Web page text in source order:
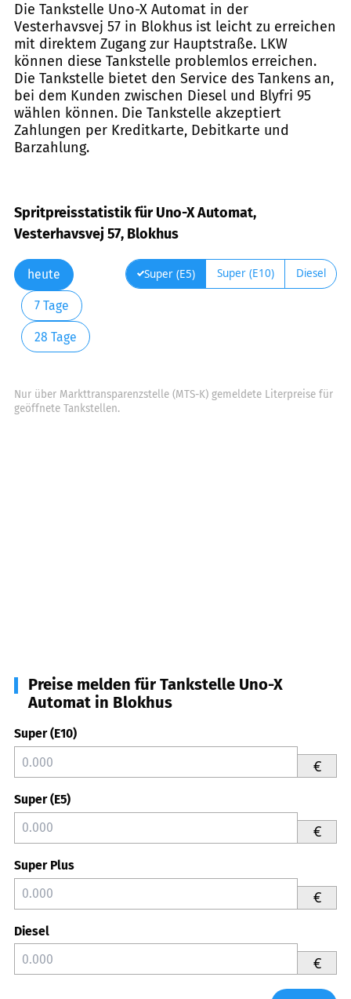
Die Tankstelle Uno-X Automat in der
Vesterhavsvej 57 in Blokhus ist leicht zu erreichen
mit direktem Zugang zur Hauptstraße. LKW
können diese Tankstelle problemlos erreichen.
Die Tankstelle bietet den Service des Tankens an,
bei dem Kunden zwischen Diesel und Blyfri 95
wählen können. Die Tankstelle akzeptiert
Zahlungen per Kreditkarte, Debitkarte und
Barzahlung.
Spritpreisstatistik für Uno-X Automat,
Vesterhavsvej 57, Blokhus
heute
7 Tage
28 Tage
Super (E5) Super (E10) Diesel
Nur über Markttransparenzstelle (MTS-K) gemeldete Literpreise für
geöffnete Tankstellen.
Preise melden für Tankstelle Uno-X
Automat in Blokhus
Super (E10)
€
Super (E5)
€
Super Plus
€
Diesel
€